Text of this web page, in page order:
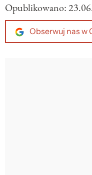
Opublikowano:
Obserwuj nas w